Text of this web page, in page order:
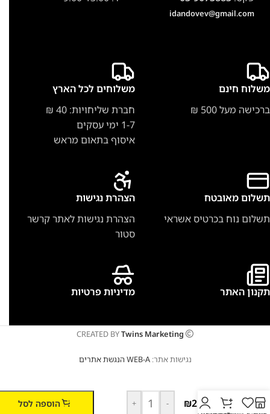
idandovev@gmail.com
משלוח חינם
ברכישה מעל 500 ₪
משלוחים לכל הארץ
חברת שליחויות: 40 ₪
1-7 ימי עסקים
איסוף בתאום מראש
תשלום מאובטח
תשלום נוח בכרטיס אשראי
הצהרת נגישות
הצהרת נגישות לאתר קרשר
סטור
תקנון האתר מדיניות פרטיות
CREATED BYTwins Marketing
נגישות אתר:WEB-A הנגשת אתרים
65,
₪210
-
+ הוספה לסל